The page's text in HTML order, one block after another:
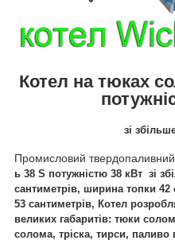
Котел на тюках
зі
Промисловий твердопаливний
ь 38 S потужністю 38 кВт зі
сантиметрів, ширина топки 42
53 сантиметрів, Котел
великих габаритів: тюки
солома, тріска, тирси,